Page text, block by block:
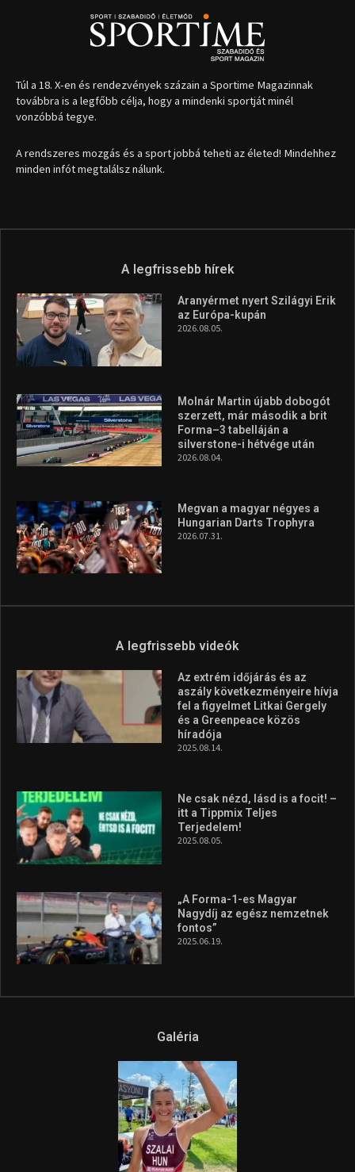
Túl a 18. X-en és rendezvények százain a Sportime Magazinnak
továbbra is a legfőbb célja, hogy a mindenki sportját minél
vonzóbbá tegye.
A rendszeres mozgás és a sport jobbá teheti az életed! Mindehhez
minden infót megtalálsz nálunk.
A legfrissebb hírek
Aranyérmet nyert Szilágyi Erik
az Európa-kupán
2026.08.05.
Molnár Martin újabb dobogót
szerzett, már második a brit
Forma–3 tabelláján a
silverstone-i hétvége után
2026.08.04.
Megvan a magyar négyes a
Hungarian Darts Trophyra
2026.07.31.
A legfrissebb videók
Az extrém időjárás és az
aszály következményeire hívja
fel a figyelmet Litkai Gergely
és a Greenpeace közös
híradója
2025.08.14.
Ne csak nézd, lásd is a focit! –
itt a Tippmix Teljes
Terjedelem!
2025.08.05.
„A Forma-1-es Magyar
Nagydíj az egész nemzetnek
fontos”
2025.06.19.
Galéria